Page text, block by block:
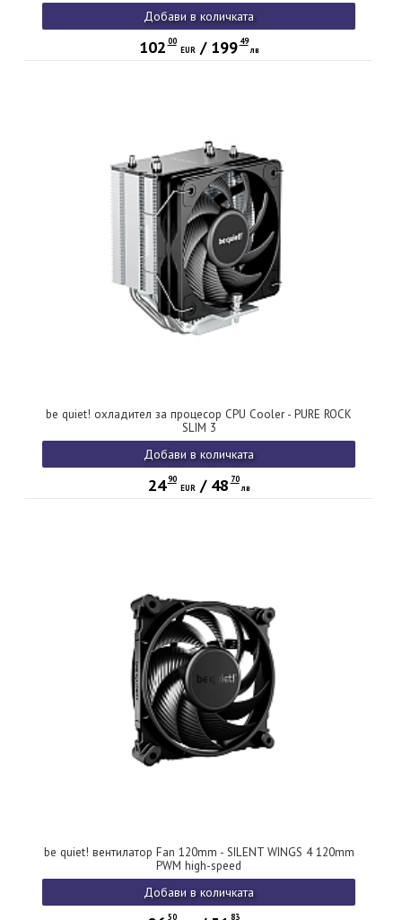
Добави в количката
102 00
EUR/ 199 49
лв
be quiet! охладител за процесор CPU Cooler - PURE ROCK
SLIM 3
Добави в количката
24 90
EUR/ 48 70
лв
be quiet! вентилатор Fan 120mm - SILENT WINGS 4 120mm
PWM high-speed
Добави в количката
50 83